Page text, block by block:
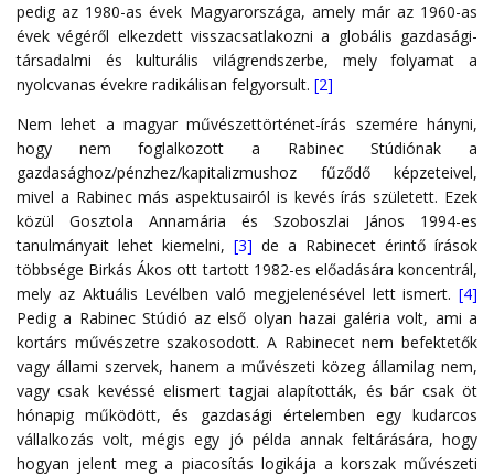
pedig az 1980-as évek Magyarországa, amely már az 1960-as
évek végéről elkezdett visszacsatlakozni a globális gazdasági-
társadalmi és kulturális világrendszerbe, mely folyamat a
nyolcvanas évekre radikálisan felgyorsult. [2]
Nem lehet a magyar művészettörténet-írás szemére hányni,
hogy nem foglalkozott a Rabinec Stúdiónak a
gazdasághoz/pénzhez/kapitalizmushoz fűződő képzeteivel,
mivel a Rabinec más aspektusairól is kevés írás született. Ezek
közül Gosztola Annamária és Szoboszlai János 1994-es
tanulmányait lehet kiemelni, [3] de a Rabinecet érintő írások
többsége Birkás Ákos ott tartott 1982-es előadására koncentrál,
mely az Aktuális Levélben való megjelenésével lett ismert. [4]
Pedig a Rabinec Stúdió az első olyan hazai galéria volt, ami a
kortárs művészetre szakosodott. A Rabinecet nem befektetők
vagy állami szervek, hanem a művészeti közeg államilag nem,
vagy csak kevéssé elismert tagjai alapították, és bár csak öt
hónapig működött, és gazdasági értelemben egy kudarcos
vállalkozás volt, mégis egy jó példa annak feltárására, hogy
hogyan jelent meg a piacosítás logikája a korszak művészeti